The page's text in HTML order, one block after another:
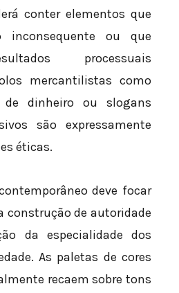
conter elementos que
ou que
processuais
mercantilistas como
de dinheiro ou slogans
são expressamente
éticas.
deve focar
construção de autoridade
da especialidade dos
As paletas de cores
recaem sobre tons